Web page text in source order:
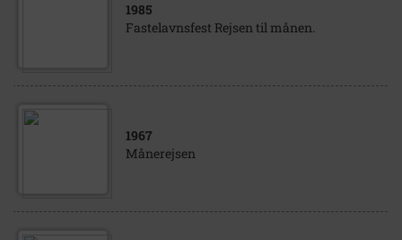
1985
Fastelavnsfest Rejsen til månen.
1967
Månerejsen